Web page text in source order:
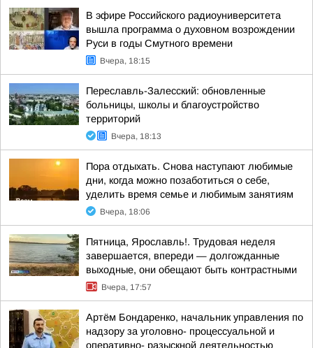
В эфире Российского радиоуниверситета
вышла программа о духовном возрождении
Руси в годы Смутного времени
Вчера, 18:15
Переславль-Залесский: обновленные
больницы, школы и благоустройство
территорий
Вчера, 18:13
Пора отдыхать. Снова наступают любимые
дни, когда можно позаботиться о себе,
уделить время семье и любимым занятиям
Вчера, 18:06
Пятница, Ярославль!. Трудовая неделя
завершается, впереди — долгожданные
выходные, они обещают быть контрастными
Вчера, 17:57
Артём Бондаренко, начальник управления по
надзору за уголовно- процессуальной и
оперативно- разыскной деятельностью